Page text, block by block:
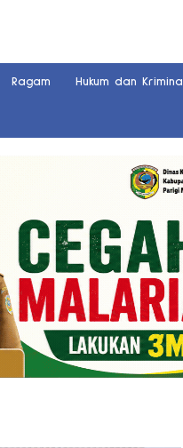
Ragam Hukum dan Kriminal